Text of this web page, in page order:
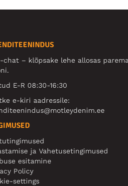
chat – klõpsake lehe allosas
E-R 08:30-16:30
e-kiri aadressile:
ja Vahetusetingimused
esitamine
Policy
settings